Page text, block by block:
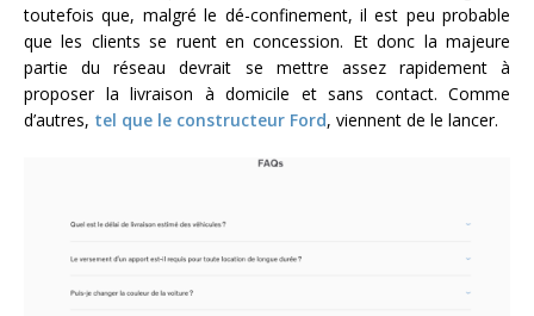
toutefois que, malgré le dé-confinement, il est peu probable
que les clients se ruent en concession. Et donc la majeure
partie du réseau devrait se mettre assez rapidement à
proposer la livraison à domicile et sans contact. Comme
d’autres, tel que le constructeur Ford, viennent de le lancer.